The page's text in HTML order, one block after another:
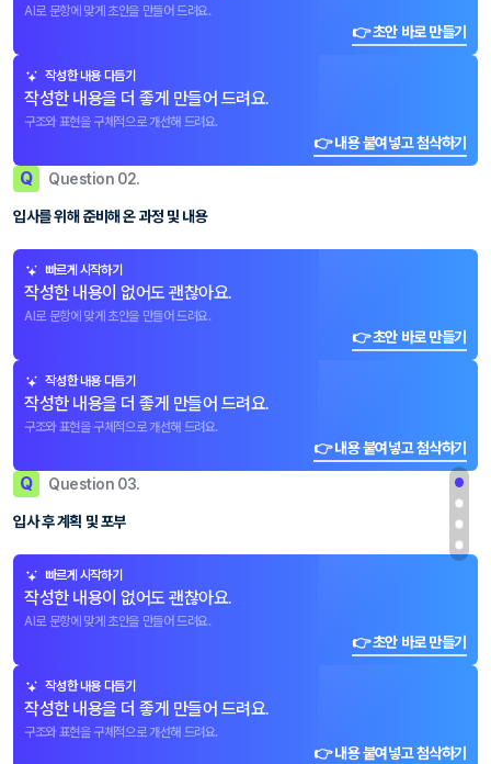
AI로 문항에 맞게 초안을 만들어 드려요.
👉 초안 바로 만들기
작성한 내용 다듬기
작성한 내용을 더 좋게 만들어 드려요.
구조와 표현을 구체적으로 개선해 드려요.
👉 내용 붙여넣고 첨삭하기
Q Question 02.
입사를 위해 준비해 온 과정 및 내용
빠르게 시작하기
작성한 내용이 없어도 괜찮아요.
AI로 문항에 맞게 초안을 만들어 드려요.
👉 초안 바로 만들기
작성한 내용 다듬기
작성한 내용을 더 좋게 만들어 드려요.
구조와 표현을 구체적으로 개선해 드려요.
👉 내용 붙여넣고 첨삭하기
Q Question 03.
입사 후 계획 및 포부
빠르게 시작하기
작성한 내용이 없어도 괜찮아요.
AI로 문항에 맞게 초안을 만들어 드려요.
👉 초안 바로 만들기
작성한 내용 다듬기
작성한 내용을 더 좋게 만들어 드려요.
구조와 표현을 구체적으로 개선해 드려요.
👉 내용 붙여넣고 첨삭하기